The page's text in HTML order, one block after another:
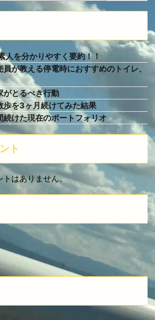
人を分かりやすく要約！！
が教える停電時におすすめのトイレ、
がとるべき行動
歩を3ヶ月続けてみた結果
続けた現在のポートフォリオ
ト
トはありません。